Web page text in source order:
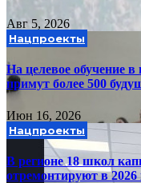
Авг 5, 2026
Нацпроекты
На целевое обучение
примут более 500
Июн 16, 2026
Нацпроекты
В регионе 18 школ
отремонтируют в 2026